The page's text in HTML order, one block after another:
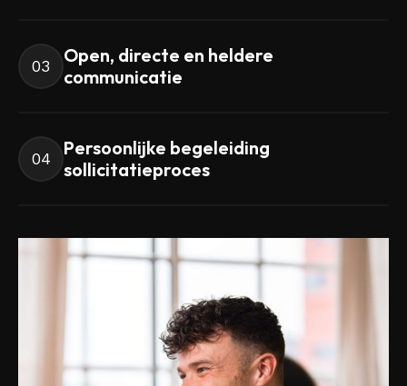
03
Open, directe en heldere
communicatie
04
Persoonlijke begeleiding
sollicitatieproces